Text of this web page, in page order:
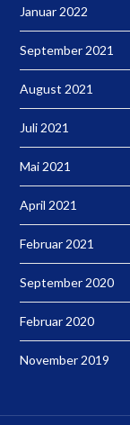
Januar 2022
September 2021
August 2021
Juli 2021
Mai 2021
April 2021
Februar 2021
September 2020
Februar 2020
November 2019